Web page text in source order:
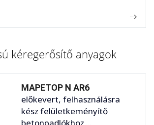
kéregerősítő anyagok
MAPETOP N AR6
előkevert, felhasználásra
kész felületkeményítő
betonpadlókhoz ...